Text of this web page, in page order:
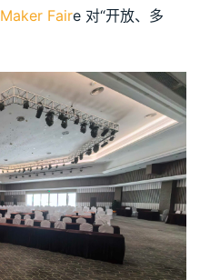
Maker Faire 对“开放、多